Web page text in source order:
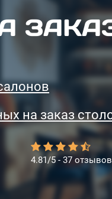
на заказ
4.81/5 - 37 отзывов